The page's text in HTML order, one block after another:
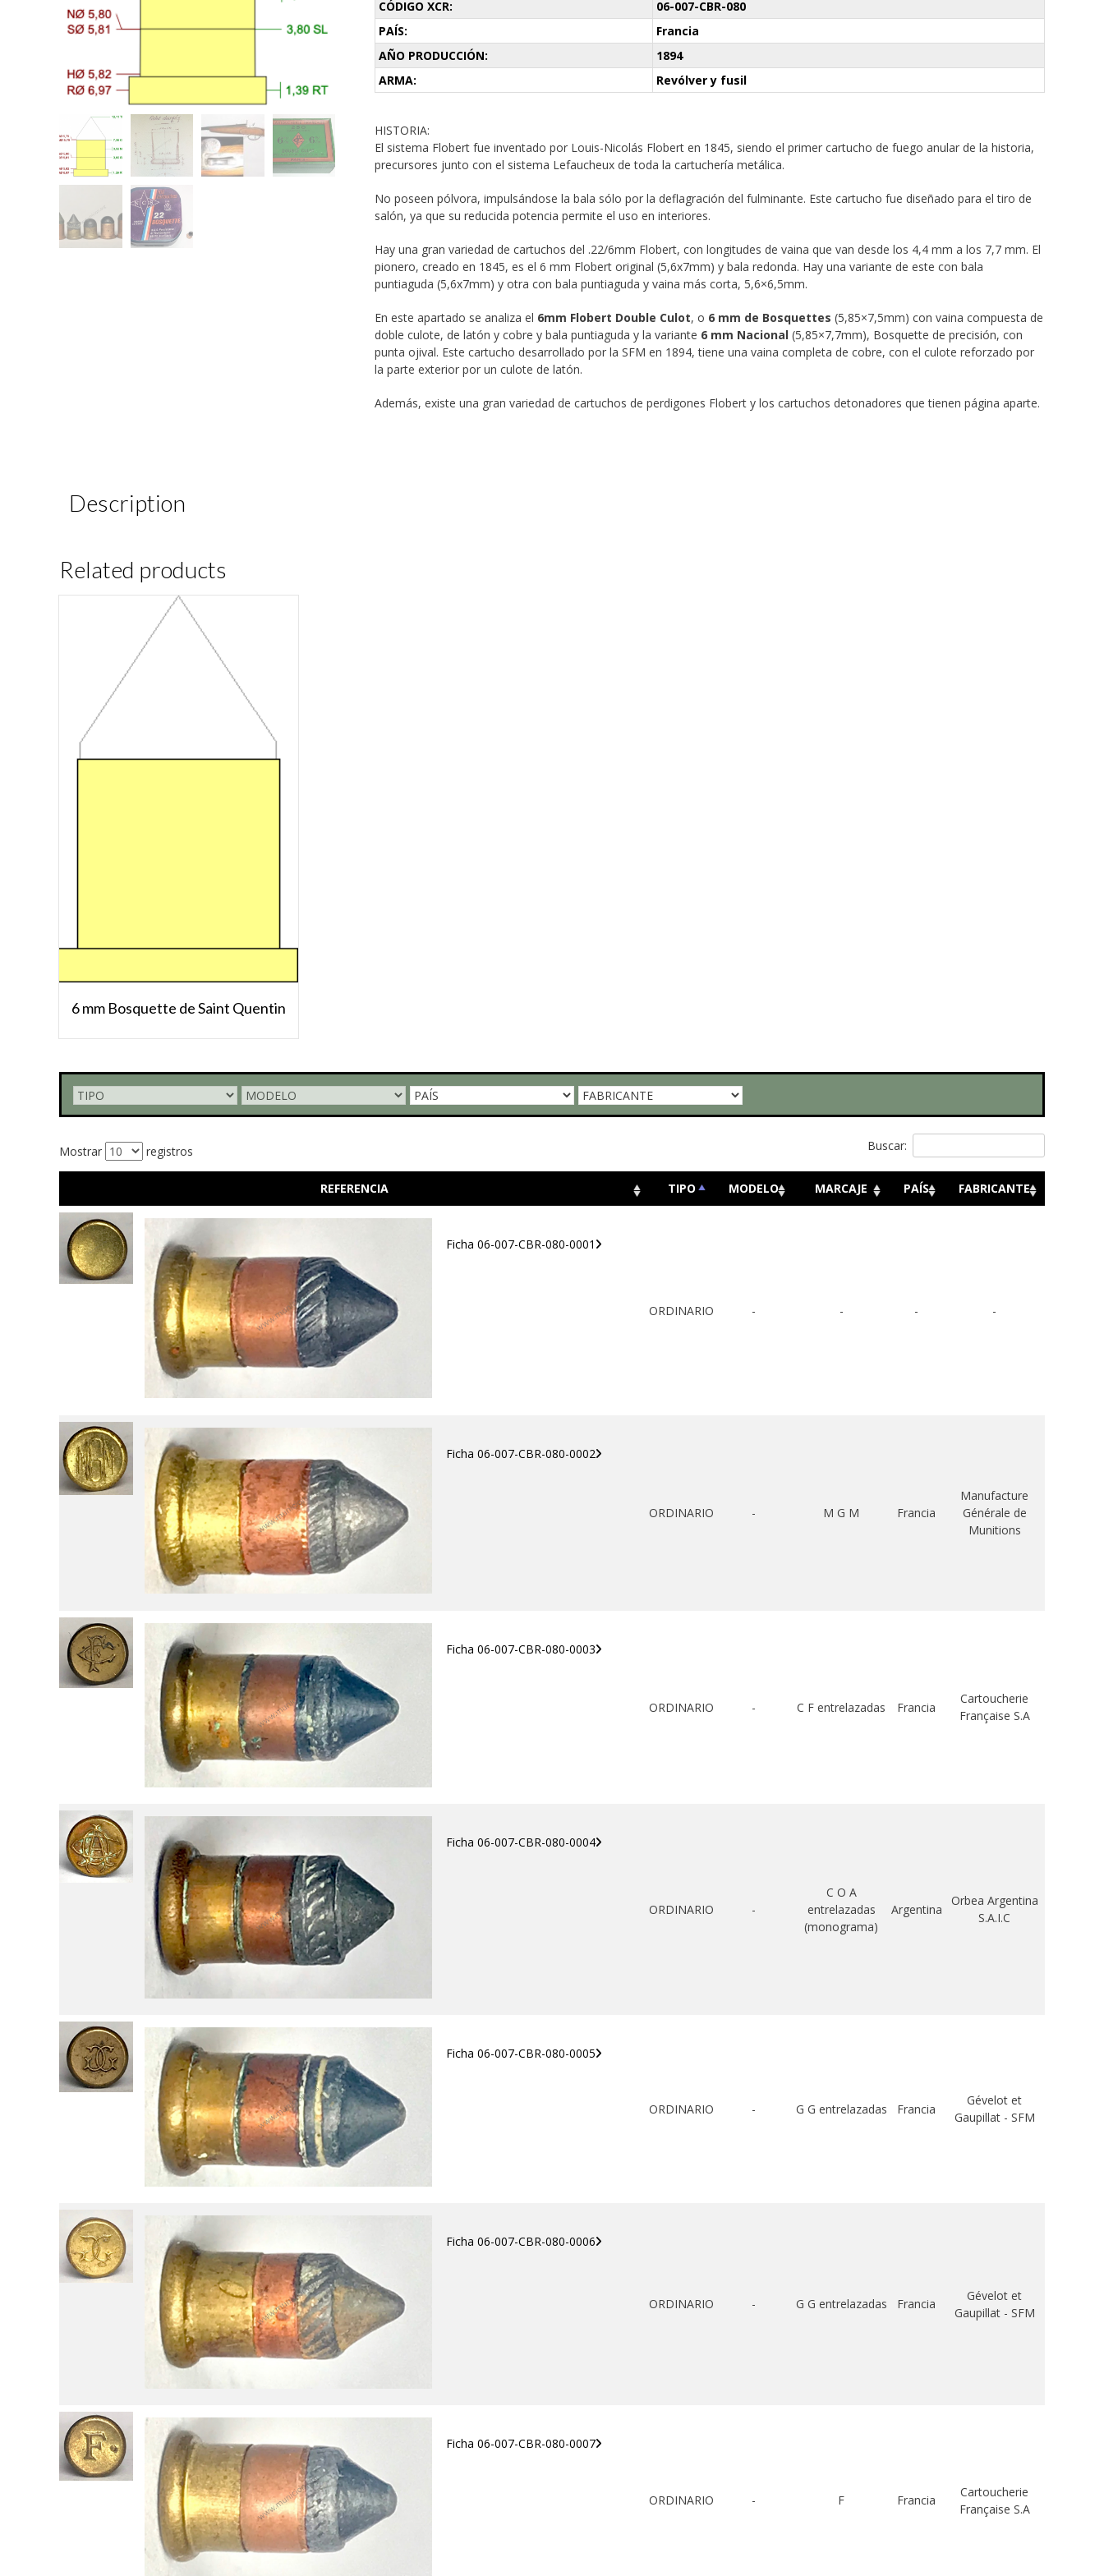
CÓDIGO XCR:
06-007-CBR-080
PAÍS:
Francia
AÑO PRODUCCIÓN:
1894
ARMA:
Revólver y fusil
HISTORIA:
El sistema Flobert fue inventado por Louis-Nicolás Flobert en 1845, siendo el primer cartucho de fuego anular de la historia,
precursores junto con el sistema Lefaucheux de toda la cartuchería metálica.
No poseen pólvora, impulsándose la bala sólo por la deflagración del fulminante. Este cartucho fue diseñado para el tiro de
salón, ya que su reducida potencia permite el uso en interiores.
Hay una gran variedad de cartuchos del .22/6mm Flobert, con longitudes de vaina que van desde los 4,4 mm a los 7,7 mm. El
pionero, creado en 1845, es el 6 mm Flobert original (5,6x7mm) y bala redonda. Hay una variante de este con bala
puntiaguda (5,6x7mm) y otra con bala puntiaguda y vaina más corta, 5,6×6,5mm.
En este apartado se analiza el 6mm Flobert Double Culot, o 6 mm de Bosquettes (5,85×7,5mm) con vaina compuesta de
doble culote, de latón y cobre y bala puntiaguda y la variante 6 mm Nacional (5,85×7,7mm), Bosquette de precisión, con
punta ojival. Este cartucho desarrollado por la SFM en 1894, tiene una vaina completa de cobre, con el culote reforzado por
la parte exterior por un culote de latón.
Además, existe una gran variedad de cartuchos de perdigones Flobert y los cartuchos detonadores que tienen página aparte.
Description
Related products
6 mm Bosquette de Saint Quentin
Mostrar registros Buscar:
REFERENCIA TIPO MODELO MARCAJE PAÍS FABRICANTE
Ficha 06-007-CBR-080-0001
ORDINARIO - - - -
Ficha 06-007-CBR-080-0002
ORDINARIO - M G M Francia
Manufacture
Générale de
Munitions
Ficha 06-007-CBR-080-0003
ORDINARIO - C F entrelazadas Francia
Cartoucherie
Française S.A
Ficha 06-007-CBR-080-0004
ORDINARIO -
C O A
entrelazadas
(monograma)
Argentina
Orbea Argentina
S.A.I.C
Ficha 06-007-CBR-080-0005
ORDINARIO - G G entrelazadas Francia
Gévelot et
Gaupillat - SFM
Ficha 06-007-CBR-080-0006
ORDINARIO - G G entrelazadas Francia
Gévelot et
Gaupillat - SFM
Ficha 06-007-CBR-080-0007
ORDINARIO - F Francia
Cartoucherie
Française S.A